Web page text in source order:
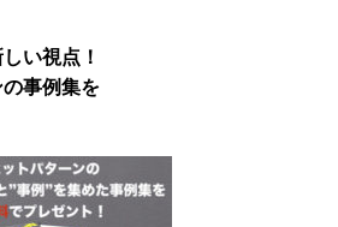
い視点！
事例集を